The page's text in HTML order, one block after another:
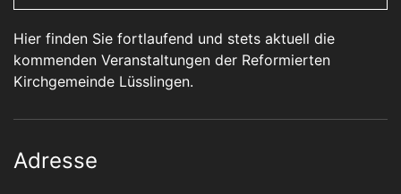
Hier finden Sie fortlaufend und stets aktuell die
kommenden Veranstaltungen der Reformierten
Kirchgemeinde Lüsslingen.
Adresse